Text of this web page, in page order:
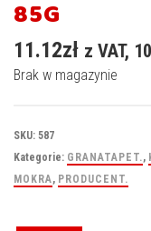
85G
11.12zł z VAT,
Brak w magazynie
SKU: 587
Kategorie: GRANATAPET.,
MOKRA, PRODUCENT.